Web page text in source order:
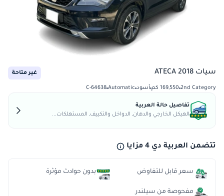
سيات ATECA 2018 غير متاحة
2nd Category 169,550 كم أسود Automatic
C-64638
تفاصيل حالة العربية
الهيكل الخارجي والدهان, الدواخل والتكييف, المستهلكات...
تتضمن العربية دي 4 مزايا
سعر قابل للتفاوض
مفحوصة من سيلندر
بدون حوادث مؤثرة